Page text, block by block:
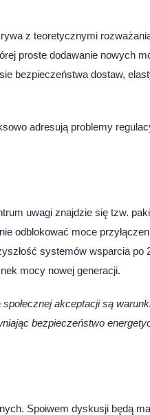
z teoretycznymi
proste dodawanie nowych
bezpieczeństwa dostaw,
adresują problemy
uwagi znajdzie się tzw.
odblokować moce
systemów wsparcia po
mocy nowej generacji.
akceptacji są
bezpieczeństwo
Spoiwem dyskusji będą